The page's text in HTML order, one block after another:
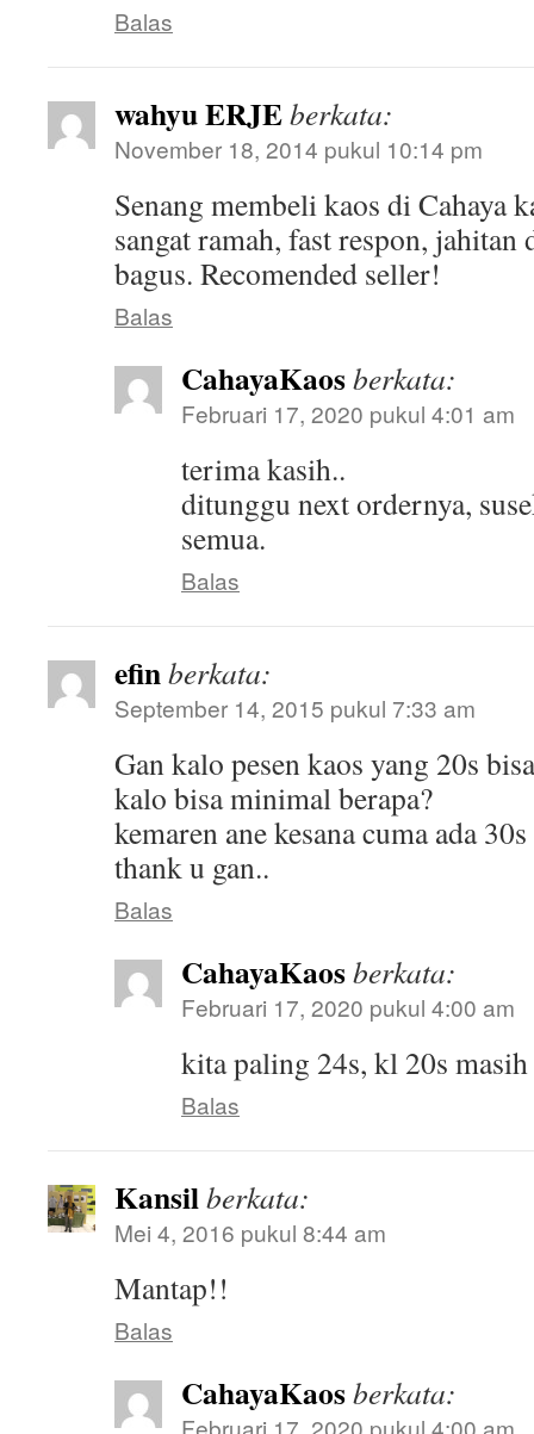
Balas
wahyu ERJEberkata:
November 18, 2014 pukul 10:14 pm
Senang membeli kaos di Cahaya
sangat ramah, fast respon, jahitan
bagus. Recomended seller!
Balas
CahayaKaosberkata:
Februari 17, 2020 pukul 4:01 am
terima kasih..
ditunggu next ordernya,
semua.
Balas
efinberkata:
September 14, 2015 pukul 7:33 am
Gan kalo pesen kaos yang 20s
kalo bisa minimal berapa?
kemaren ane kesana cuma ada 30s
thank u gan..
Balas
CahayaKaosberkata:
Februari 17, 2020 pukul 4:00 am
kita paling 24s, kl 20s
Balas
Kansilberkata:
Mei 4, 2016 pukul 8:44 am
Mantap!!
Balas
CahayaKaosberkata:
Februari 17, 2020 pukul 4:00 am